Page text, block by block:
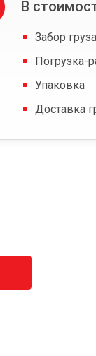
В
Забор
Погрузка-
Упаковка
Доставка